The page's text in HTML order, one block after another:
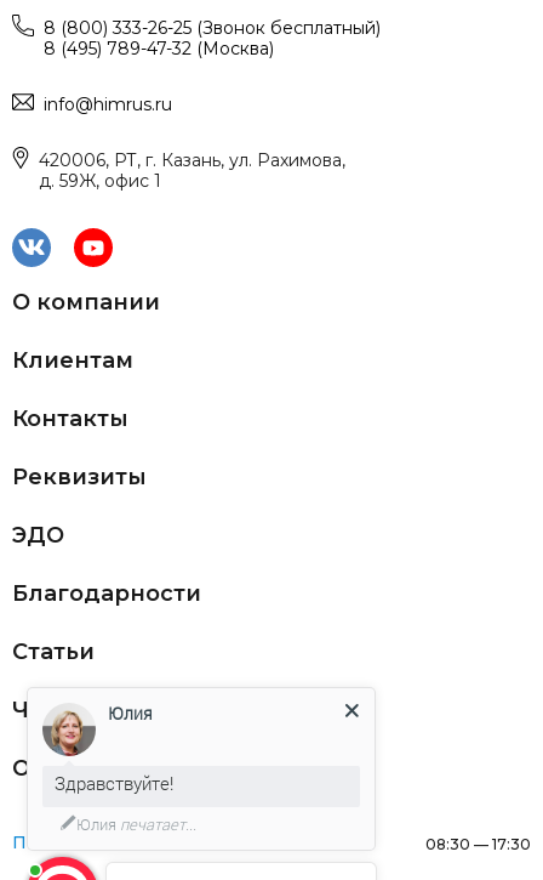
8 (800) 333-26-25 (Звонок бесплатный)
8 (495) 789-47-32 (Москва)
info@himrus.ru
420006, РТ, г. Казань, ул. Рахимова,
д. 59Ж, офис 1
О компании
Клиентам
Контакты
Реквизиты
ЭДО
Благодарности
Статьи
Частникам
Оферта
Понедельник: 08:30 — 17:30
Юлия
Здравствуйте!
Юлия печатает...